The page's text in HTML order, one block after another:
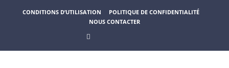
CONDITIONS D’UTILISATION
POLITIQUE DE CONFIDENTIALITÉ
NOUS CONTACTER